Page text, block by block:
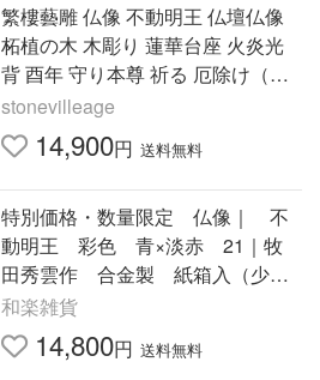
繁樓藝雕 仏像 不動明王 仏壇仏像
柘植の木 木彫り 蓮華台座 火炎光
背 酉年 守り本尊 祈る 厄除け（高
さ17cm×巾8.5cm×奥行8.
stonevilleage
14,900円 送料無料
特別価格・数量限定 仏像｜ 不
動明王 彩色 青×淡赤 21｜牧
田秀雲作 合金製 紙箱入（少々
汚れ有）【高岡銅器】
和楽雑貨
14,800円 送料無料